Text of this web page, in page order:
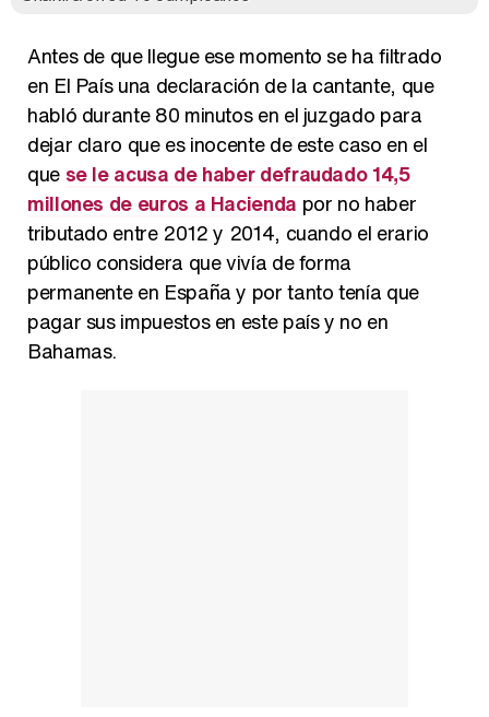
Antes de que llegue ese momento se ha filtrado
en El País una declaración de la cantante, que
habló durante 80 minutos en el juzgado para
dejar claro que es inocente de este caso en el
que se le acusa de haber defraudado 14,5
millones de euros a Hacienda por no haber
tributado entre 2012 y 2014, cuando el erario
público considera que vivía de forma
permanente en España y por tanto tenía que
pagar sus impuestos en este país y no en
Bahamas.